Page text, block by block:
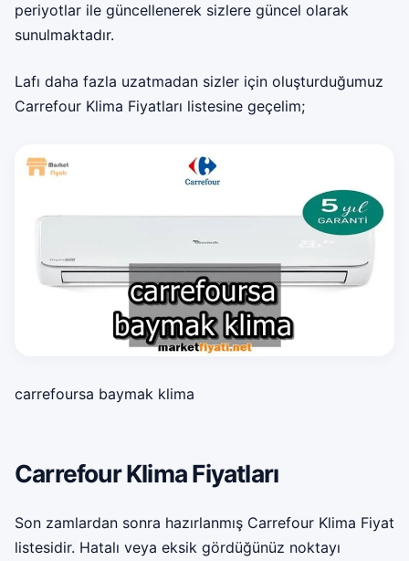
periyotlar ile güncellenerek sizlere güncel olarak
sunulmaktadır.
Lafı daha fazla uzatmadan sizler için oluşturduğumuz
Carrefour Klima Fiyatları listesine geçelim;
carrefoursa baymak klima
Carrefour Klima Fiyatları
Son zamlardan sonra hazırlanmış Carrefour Klima Fiyat
listesidir. Hatalı veya eksik gördüğünüz noktayı